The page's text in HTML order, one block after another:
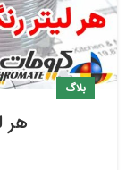
بلاگ
هر